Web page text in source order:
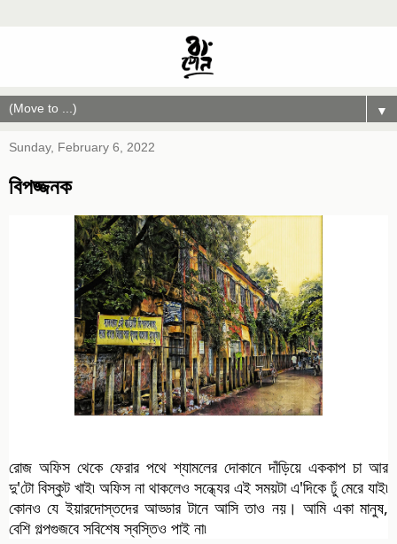
▼
Sunday, February 6, 2022
বিপজ্জনক
রোজ অফিস থেকে ফেরার পথে শ্যামলের দোকানে দাঁড়িয়ে এককাপ চা আর
দু'টো বিস্কুট খাই৷ অফিস না থাকলেও সন্ধ্যের এই সময়টা এ'দিকে ঢুঁ মেরে যাই৷
কোনও যে ইয়ারদোস্তদের আড্ডার টানে আসি তাও নয়। আমি একা মানুষ,
বেশি গল্পগুজবে সবিশেষ স্বস্তিও পাই না৷